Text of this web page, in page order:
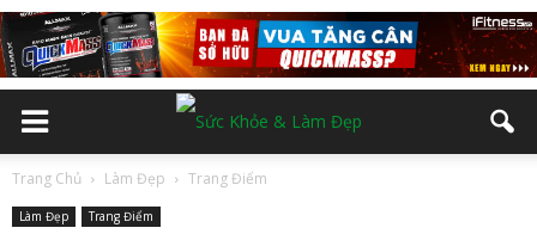
Trang Chủ Làm Đẹp Trang Điểm
Làm Đẹp Trang Điểm